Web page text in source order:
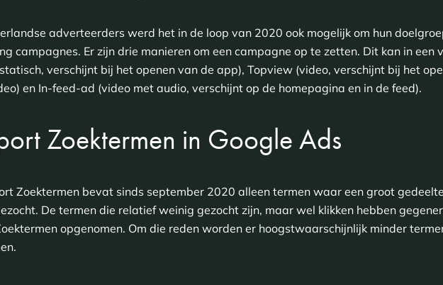
adverteerders werd het in de loop van 2020 ook mogelijk om hun
campagnes. Er zijn drie manieren om een campagne op te zetten. Dit kan in een
verschijnt bij het openen van de app), Topview (video, verschijnt bij het
en In-feed-ad (video met audio, verschijnt op de homepagina en in de feed).
Zoektermen in Google Ads
Zoektermen bevat sinds september 2020 alleen termen waar een groot
De termen die relatief weinig gezocht zijn, maar wel klikken hebben
opgenomen. Om die reden worden er hoogstwaarschijnlijk minder